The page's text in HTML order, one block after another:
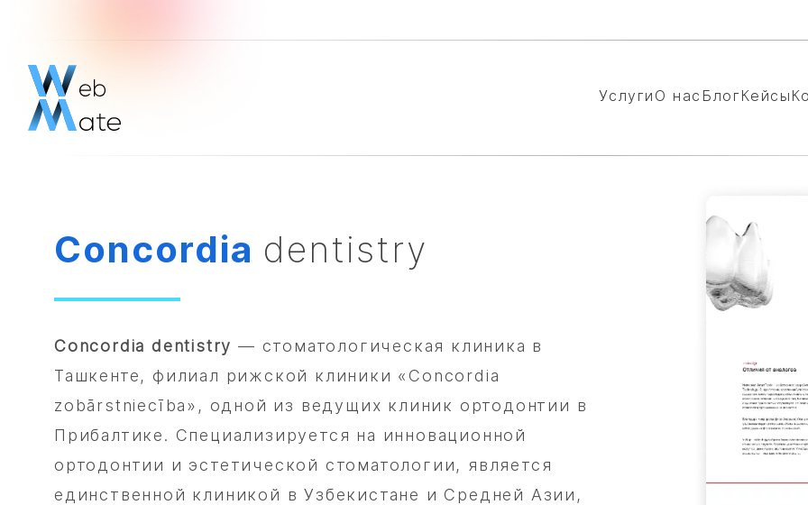
Услуги О нас Блог Кейсы
Concordia dentistry
Concordia dentistry — стоматологическая клиника в
Ташкенте, филиал рижской клиники «Concordia
zobārstniecība», одной из ведущих клиник ортодонтии в
Прибалтике. Специализируется на инновационной
ортодонтии и эстетической стоматологии, является
единственной клиникой в Узбекистане и Средней Азии,